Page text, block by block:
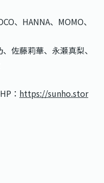
、HANNA、MOMO、
佐藤莉華、永瀬真梨、
： https://sunho.stor